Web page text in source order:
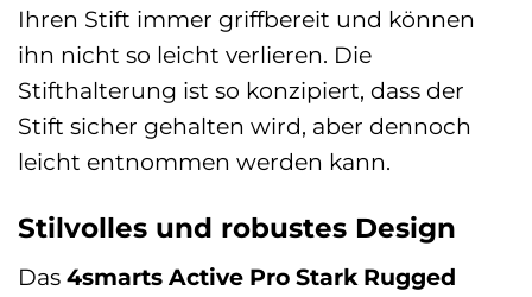
Ihren Stift immer griffbereit und können
ihn nicht so leicht verlieren. Die
Stifthalterung ist so konzipiert, dass der
Stift sicher gehalten wird, aber dennoch
leicht entnommen werden kann.
Stilvolles und robustes Design
Das 4smarts Active Pro Stark Rugged